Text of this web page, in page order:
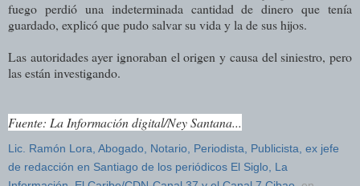
fuego perdió una indeterminada cantidad de dinero que tenía
guardado, explicó que pudo salvar su vida y la de sus hijos.
Las autoridades ayer ignoraban el origen y causa del siniestro, pero
las están investigando.
Fuente: La Información digital/Ney Santana...
Lic. Ramón Lora, Abogado, Notario, Periodista, Publicista, ex jefe
de redacción en Santiago de los periódicos El Siglo, La